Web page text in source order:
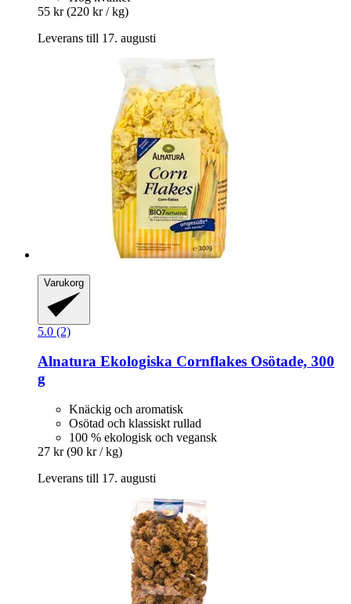
55 kr (220 kr / kg)
Leverans till 17. augusti
Varukorg
5.0 (2)
Alnatura Ekologiska Cornflakes Osötade, 300
g
Knäckig och aromatisk
Osötad och klassiskt rullad
100 % ekologisk och vegansk
27 kr (90 kr / kg)
Leverans till 17. augusti